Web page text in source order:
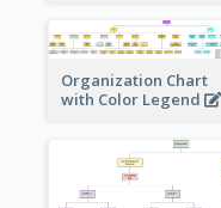
Organization Chart
with Color Legend